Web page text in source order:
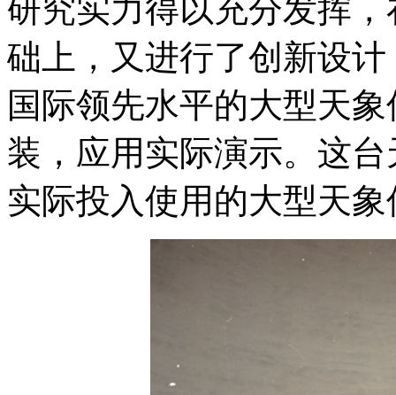
研究实力得以充分发挥
础上，又进行了创新设
国际领先水平的大型天
装，应用实际演示。这
实际投入使用的大型天象